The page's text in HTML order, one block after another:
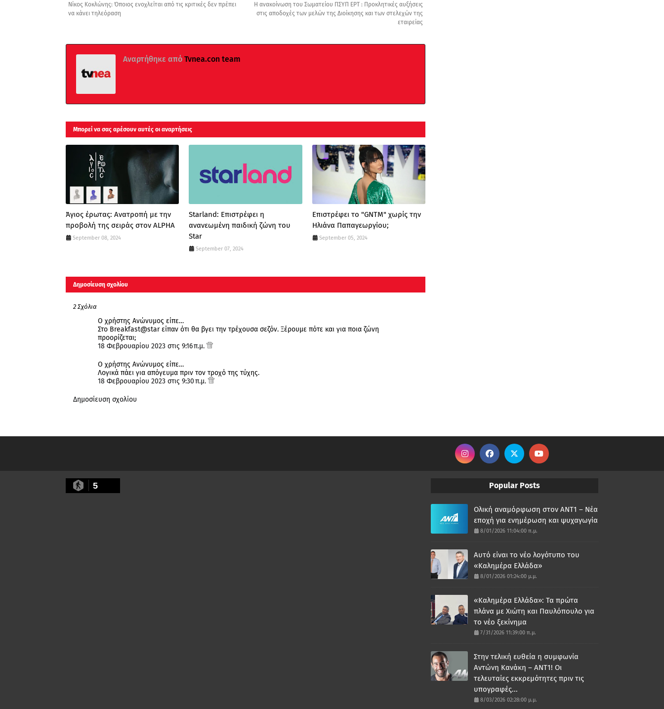
Η ανακοίνωση του Σωματείου ΠΣΥΠ ΕΡΤ : Προκλητικές αυξήσεις
στις αποδοχές των μελών της Διοίκησης και των στελεχών της
εταιρείας
Νίκος Κοκλώνης: Όποιος ενοχλείται από τις κριτικές δεν πρέπει
να κάνει τηλεόραση
Αναρτήθηκε από Tvnea.con team
Μπορεί να σας αρέσουν αυτές οι αναρτήσεις
Άγιος έρωτας: Ανατροπή με την
προβολή της σειράς στον ALPHA
September 08, 2024
Starland: Επιστρέφει η
ανανεωμένη παιδική ζώνη του
Star
September 07, 2024
Επιστρέφει το "GNTM" χωρίς την
Ηλιάνα Παπαγεωργίου;
September 05, 2024
Δημοσίευση σχολίου
2 Σχόλια
Ο χρήστης Ανώνυμος είπε…
Στο Breakfast@star είπαν ότι θα βγει την τρέχουσα σεζόν. Ξέρουμε πότε και για ποια ζώνη
προορίζεται;
18 Φεβρουαρίου 2023 στις 9:16 π.μ.
Ο χρήστης Ανώνυμος είπε…
Λογικά πάει για απόγευμα πριν τον τροχό της τύχης.
18 Φεβρουαρίου 2023 στις 9:30 π.μ.
Δημοσίευση σχολίου
5 Popular Posts
Ολική αναμόρφωση στον ΑΝΤ1 – Νέα
εποχή για ενημέρωση και ψυχαγωγία
8/01/2026 11:04:00 π.μ.
Αυτό είναι το νέο λογότυπο του
«Καλημέρα Ελλάδα»
8/01/2026 01:24:00 μ.μ.
«Καλημέρα Ελλάδα»: Τα πρώτα
πλάνα με Χιώτη και Παυλόπουλο για
το νέο ξεκίνημα
7/31/2026 11:39:00 π.μ.
Στην τελική ευθεία η συμφωνία
Αντώνη Κανάκη – ΑΝΤ1! Οι
τελευταίες εκκρεμότητες πριν τις
υπογραφές...
8/03/2026 02:28:00 μ.μ.